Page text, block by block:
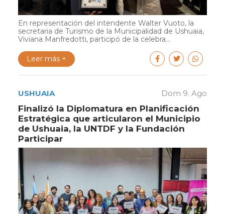
En representación del intendente Walter Vuoto, la
secretaria de Turismo de la Municipalidad de Ushuaia,
Viviana Manfredotti, participó de la celebra...
Leer más +
USHUAIA Dom 9. Ago
Finalizó la Diplomatura en Planificación
Estratégica que articularon el Municipio
de Ushuaia, la UNTDF y la Fundación
Participar